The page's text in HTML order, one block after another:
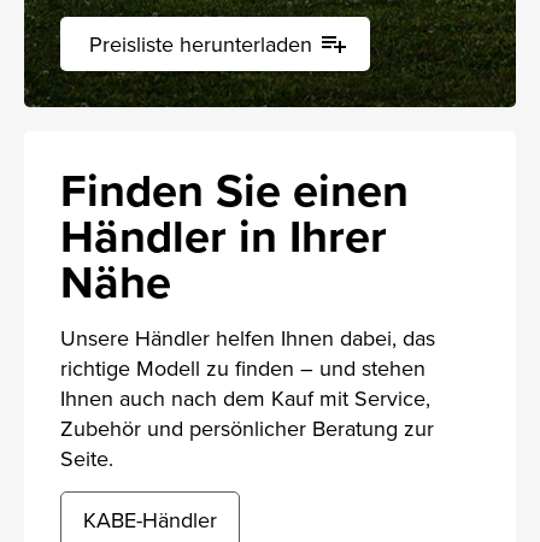
Preisliste herunterladen playlist_add
Finden Sie einen
Händler in Ihrer
Nähe
Unsere Händler helfen Ihnen dabei, das
richtige Modell zu finden – und stehen
Ihnen auch nach dem Kauf mit Service,
Zubehör und persönlicher Beratung zur
Seite.
KABE-Händler